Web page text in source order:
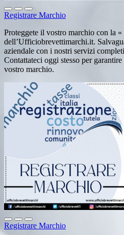
Registrare Marchio
Proteggete il vostro marchio con la
dell’Ufficiobrevettimarchi.it.
aziendale con i nostri servizi
Contattateci oggi stesso per
vostro marchio.
Registrare Marchio